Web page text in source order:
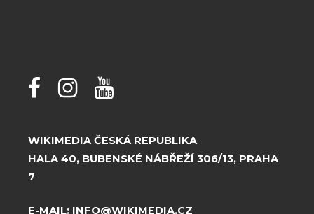
WIKIMEDIA ČESKÁ REPUBLIKA
HALA 40, BUBENSKÉ NÁBŘEŽÍ 306/13, PRAHA
7
E-MAIL: INFO@WIKIMEDIA.CZ